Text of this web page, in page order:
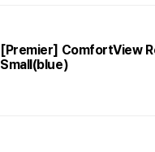
[Premier] ComfortView
Small(blue)